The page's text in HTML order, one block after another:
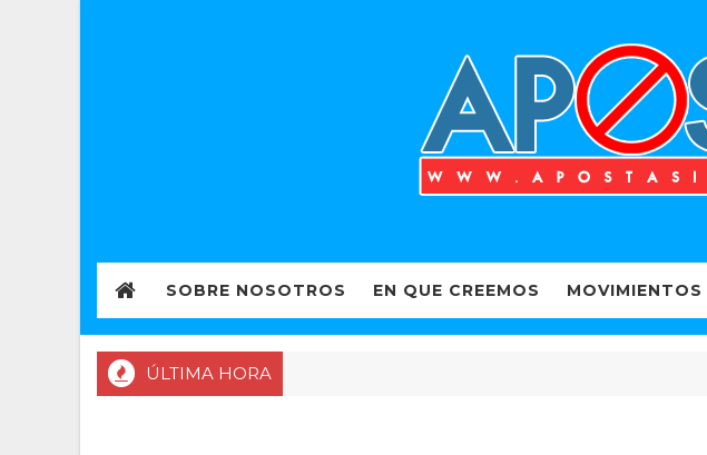
SOBRE NOSOTROS EN QUE CREEMOS MOVIMIENTOS
ÚLTIMA HORA